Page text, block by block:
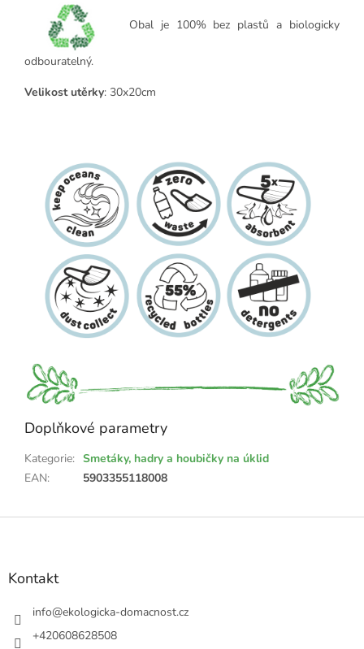
Obal je 100% bez plastů a biologicky
odbouratelný.
Velikost utěrky: 30x20cm
Doplňkové parametry
Kategorie: Smetáky, hadry a houbičky na úklid
EAN: 5903355118008
Z
Kontakt
info@ekologicka-domacnost.cz
+420608628508